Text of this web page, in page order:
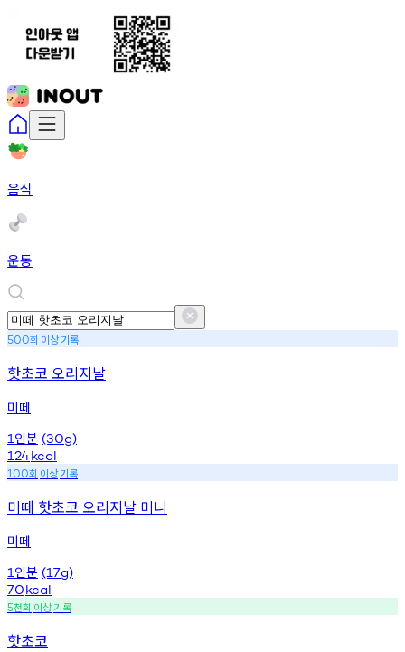
음식
운동
500회 이상기록
핫초코 오리지날
미떼
1 인분 (30g)
124kcal
100회 이상기록
미떼 핫초코 오리지날 미니
미떼
1 인분 (17g)
70kcal
5천회 이상기록
핫초코